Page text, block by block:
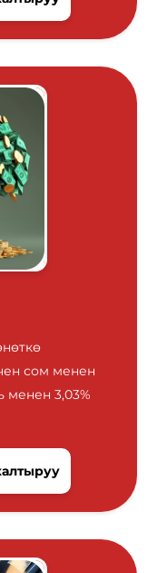
сом менен
менен 3,03%